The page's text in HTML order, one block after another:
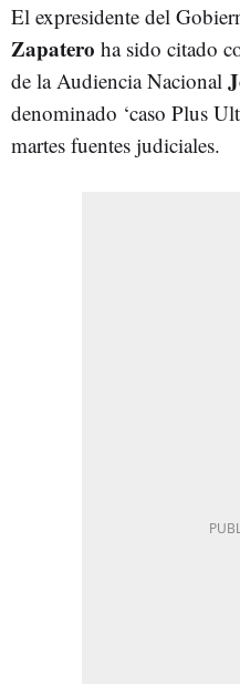
El expresidente del
Zapatero ha sido citado
de la Audiencia Nacional
denominado ‘caso Plus
martes fuentes judiciales.